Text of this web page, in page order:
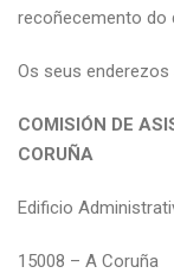
recoñecemento do
Os seus enderezos
COMISIÓN DE
CORUÑA
Edificio
15008 – A Coruña